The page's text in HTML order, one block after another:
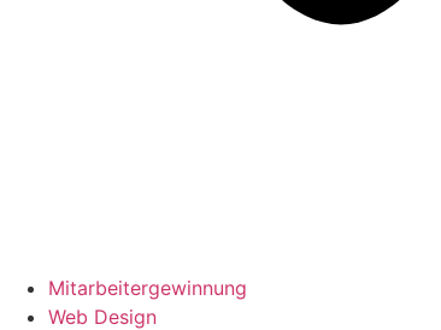
Mitarbeitergewinnung
Web Design